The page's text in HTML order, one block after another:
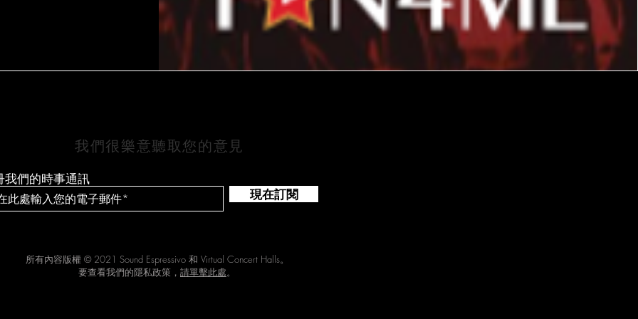
我們很樂意聽取您的意見
我們的時事通訊
現在訂閱
所有內容版權 © 2021 Sound Espressivo 和 Virtual Concert Halls。
要查看我們的隱私政策， 請單擊此處。